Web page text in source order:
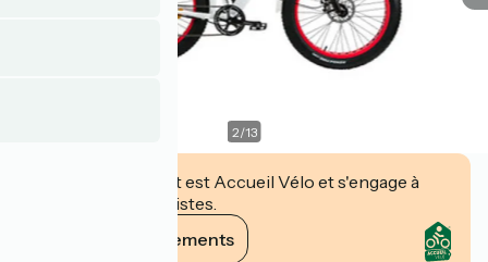
2/13
Cet établissement est Accueil Vélo et s'engage à
accueillir des cyclistes.
Voir ses engagements